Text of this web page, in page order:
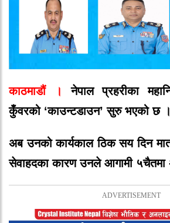
काठमाडौं । नेपाल प्रहरीका
कुँवरको‘काउन्टडाउन’सुरु भएको छ ।
अब उनको कार्यकाल ठिक सय दिन
सेवाहदका कारण उनले आगामी ५चैतमा